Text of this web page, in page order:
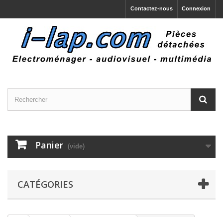
Connexion
Contactez-nous
Panier (vide)
CATÉGORIES